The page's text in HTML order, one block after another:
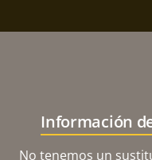
Información
No tenemos un